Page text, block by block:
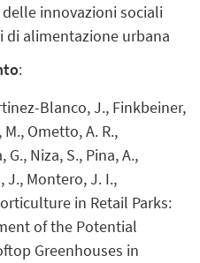
innovazioni sociali
di alimentazione urbana
:
Blanco, J., Finkbeiner,
M., Ometto, A. R.,
Niza, S., Pina, A.,
J., Montero, J. I.,
in Retail Parks:
of the Potential
Greenhouses in